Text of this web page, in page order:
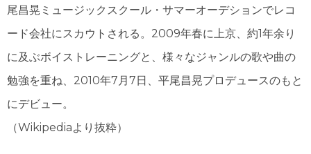
尾昌晃ミュージックスクール・サマーオーデションでレコ
ード会社にスカウトされる。2009年春に上京、約1年余り
に及ぶボイストレーニングと、様々なジャンルの歌や曲の
勉強を重ね、2010年7月7日、平尾昌晃プロデュースのもと
にデビュー。
（Wikipediaより抜粋）